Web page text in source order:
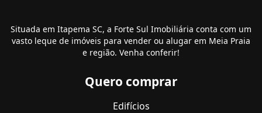
Situada em Itapema SC, a Forte Sul Imobiliária conta com um
vasto leque de imóveis para vender ou alugar em Meia Praia
e região. Venha conferir!
Quero comprar
Edifícios